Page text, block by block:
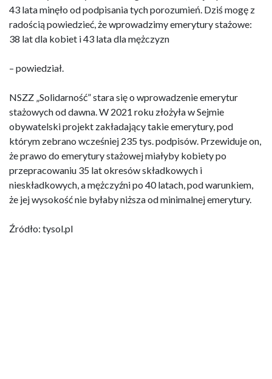
43 lata minęło od podpisania tych porozumień. Dziś mogę z
radością powiedzieć, że wprowadzimy emerytury stażowe:
38 lat dla kobiet i 43 lata dla mężczyzn
– powiedział.
NSZZ „Solidarność” stara się o wprowadzenie emerytur
stażowych od dawna. W 2021 roku złożyła w Sejmie
obywatelski projekt zakładający takie emerytury, pod
którym zebrano wcześniej 235 tys. podpisów. Przewiduje on,
że prawo do emerytury stażowej miałyby kobiety po
przepracowaniu 35 lat okresów składkowych i
nieskładkowych, a mężczyźni po 40 latach, pod warunkiem,
że jej wysokość nie byłaby niższa od minimalnej emerytury.
Źródło: tysol.pl